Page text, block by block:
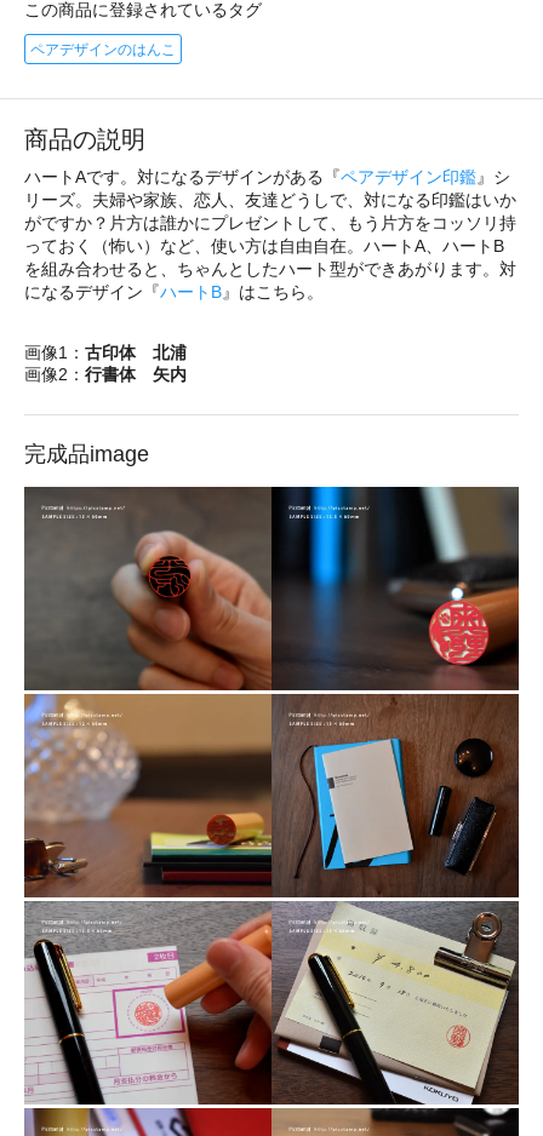
この商品に登録されているタグ
ペアデザインのはんこ
商品の説明
ハートAです。対になるデザインがある『ペアデザイン印鑑』シ
リーズ。夫婦や家族、恋人、友達どうしで、対になる印鑑はいか
がですか？片方は誰かにプレゼントして、もう片方をコッソリ持
っておく（怖い）など、使い方は自由自在。ハートA、ハートB
を組み合わせると、ちゃんとしたハート型ができあがります。対
になるデザイン『ハートB』はこちら。
画像1： 古印体 北浦
画像2： 行書体 矢内
完成品image